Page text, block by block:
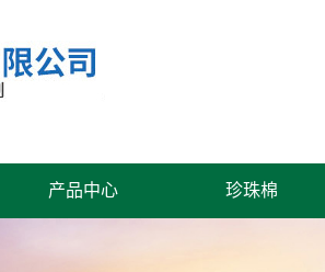
产品中心 珍珠棉